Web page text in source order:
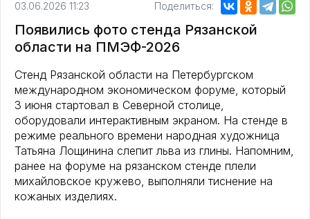
03.06.2026 11:23 Поделиться:
Появились фото стенда Рязанской
области на ПМЭФ-2026
Стенд Рязанской области на Петербургском
международном экономическом форуме, который
3 июня стартовал в Северной столице,
оборудовали интерактивным экраном. На стенде в
режиме реального времени народная художница
Татьяна Лощинина слепит льва из глины. Напомним,
ранее на форуме на рязанском стенде плели
михайловское кружево, выполняли тиснение на
кожаных изделиях.